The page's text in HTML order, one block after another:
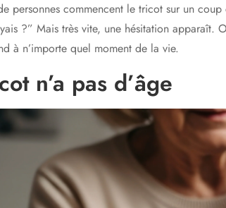
personnes commencent le tricot sur un
?” Mais très vite, une hésitation
à n’importe quel moment de la vie.
n’a pas d’âge